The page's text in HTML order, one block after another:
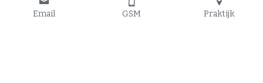
Email GSM Praktijk